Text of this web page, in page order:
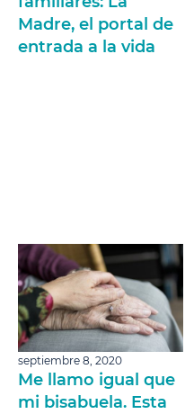
Madre, el portal de
entrada a la vida
septiembre 8, 2020
Me llamo igual que
mi bisabuela. Esta